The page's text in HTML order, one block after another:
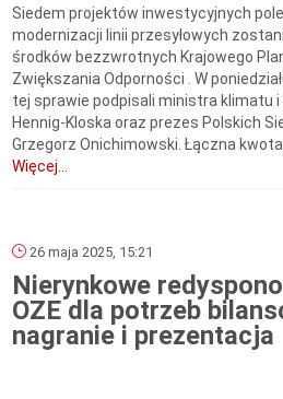
Siedem projektów inwestycyjnych
modernizacji linii przesyłowych
środków bezzwrotnych Krajowego
Zwiększania Odporności . W
tej sprawie podpisali ministra klimatu i
Hennig-Kloska oraz prezes Polskich
Grzegorz Onichimowski. Łączna
Więcej...
26 maja 2025, 15:21
Nierynkowe
OZE dla potrzeb
nagranie i prezentacja